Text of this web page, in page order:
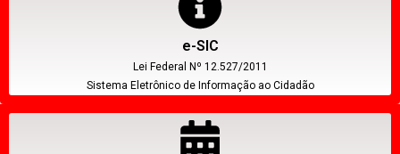
e-SIC
Lei Federal Nº 12.527/2011
Sistema Eletrônico de Informação ao Cidadão